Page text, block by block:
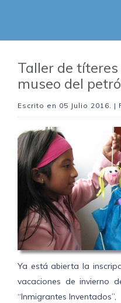
Taller de
museo del
Escrito en 05 Julio 2016. |
Ya está abierta la
vacaciones de invierno
“Inmigrantes